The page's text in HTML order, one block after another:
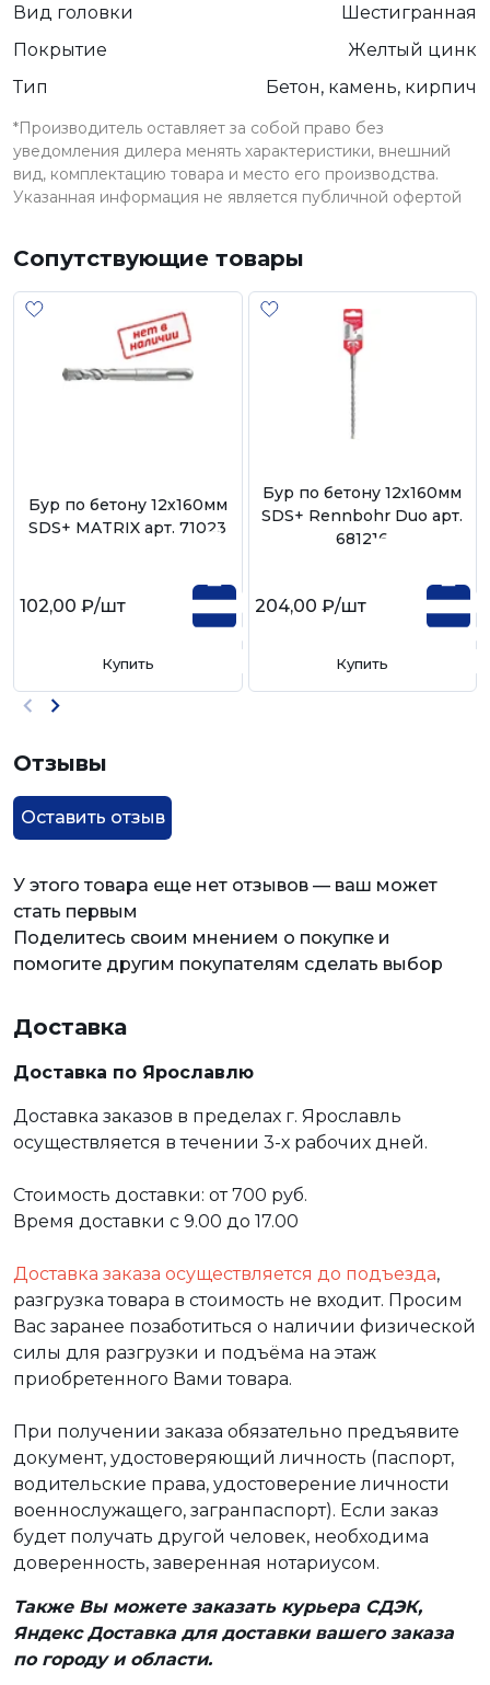
Вид головки
Шестигранная
Покрытие
Желтый цинк
Тип
Бетон, камень, кирпич
*Производитель оставляет за собой право без
уведомления дилера менять характеристики, внешний
вид, комплектацию товара и место его производства.
Указанная информация не является публичной офертой
Сопутствующие товары
Бур по бетону 12х160мм
SDS+ MATRIX арт. 71023
102,00 ₽/шт
Купить
Бур по бетону 12х160мм
SDS+ Rennbohr Duo арт.
681216
204,00 ₽/шт
Купить
Отзывы
Оставить отзыв
У этого товара еще нет отзывов — ваш может
стать первым
Поделитесь своим мнением о покупке и
помогите другим покупателям сделать выбор
Доставка
Доставка по Ярославлю
Доставка заказов в пределах г. Ярославль
осуществляется в течении 3-х рабочих дней.
Стоимость доставки: от 700 руб.
Время доставки с 9.00 до 17.00
Доставка заказа осуществляется до подъезда,
разгрузка товара в стоимость не входит. Просим
Вас заранее позаботиться о наличии физической
силы для разгрузки и подъёма на этаж
приобретенного Вами товара.
При получении заказа обязательно предъявите
документ, удостоверяющий личность (паспорт,
водительские права, удостоверение личности
военнослужащего, загранпаспорт). Если заказ
будет получать другой человек, необходима
доверенность, заверенная нотариусом.
Также Вы можете заказать курьера СДЭК,
Яндекс Доставка для доставки вашего заказа
по городу и области.